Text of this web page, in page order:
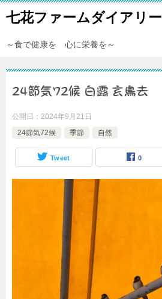
七花ファームダイアリー
～食で健康を 心に栄養を～
24節気72候 白露 玄鳥去
公開日： 2024年9月21日
24節気72候
季節 自然
Tweet 0